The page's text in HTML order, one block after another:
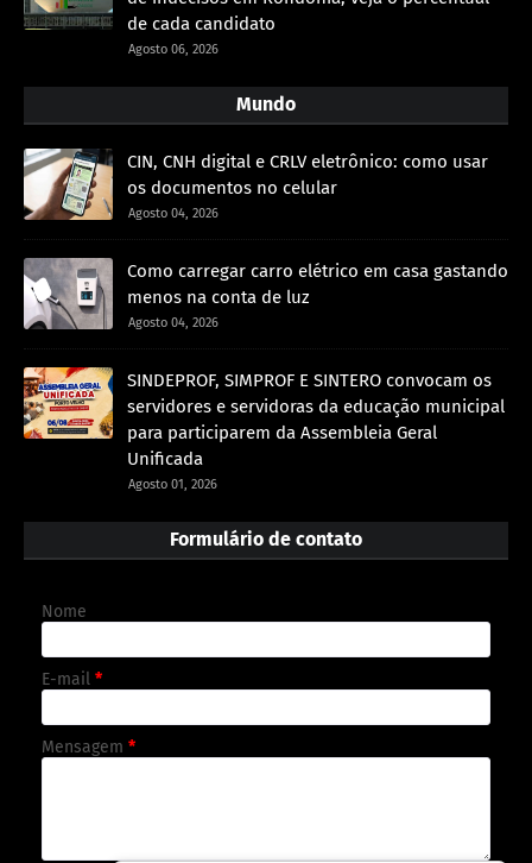
de cada candidato
Agosto 06, 2026
Mundo
CIN, CNH digital e CRLV eletrônico: como usar
os documentos no celular
Agosto 04, 2026
Como carregar carro elétrico em casa gastando
menos na conta de luz
Agosto 04, 2026
SINDEPROF, SIMPROF E SINTERO convocam os
servidores e servidoras da educação municipal
para participarem da Assembleia Geral
Unificada
Agosto 01, 2026
Formulário de contato
Nome
E-mail *
Mensagem *